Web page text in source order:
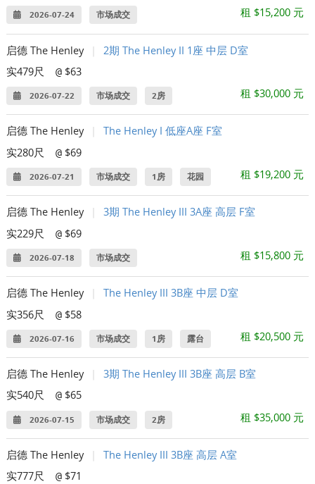
2026-07-24 市场成交 租 $15,200 元
启德 The Henley
2期 The Henley II 1座 中层 D室
实479尺
@ $63
2026-07-22 市场成交 2房 租 $30,000 元
启德 The Henley
The Henley I 低座A座 F室
实280尺
@ $69
2026-07-21 市场成交 1房 花园 租 $19,200 元
启德 The Henley
3期 The Henley III 3A座 高层 F室
实229尺
@ $69
2026-07-18 市场成交 租 $15,800 元
启德 The Henley
The Henley III 3B座 中层 D室
实356尺
@ $58
2026-07-16 市场成交 1房 露台 租 $20,500 元
启德 The Henley
3期 The Henley III 3B座 高层 B室
实540尺
@ $65
2026-07-15 市场成交 2房 租 $35,000 元
启德 The Henley
The Henley III 3B座 高层 A室
实777尺
@ $71